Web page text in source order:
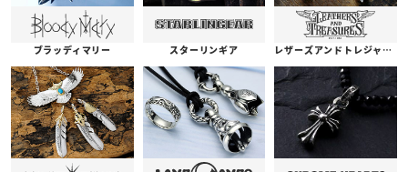
ブラッディマリー スターリンギア レザーズアンドトレジャーズ